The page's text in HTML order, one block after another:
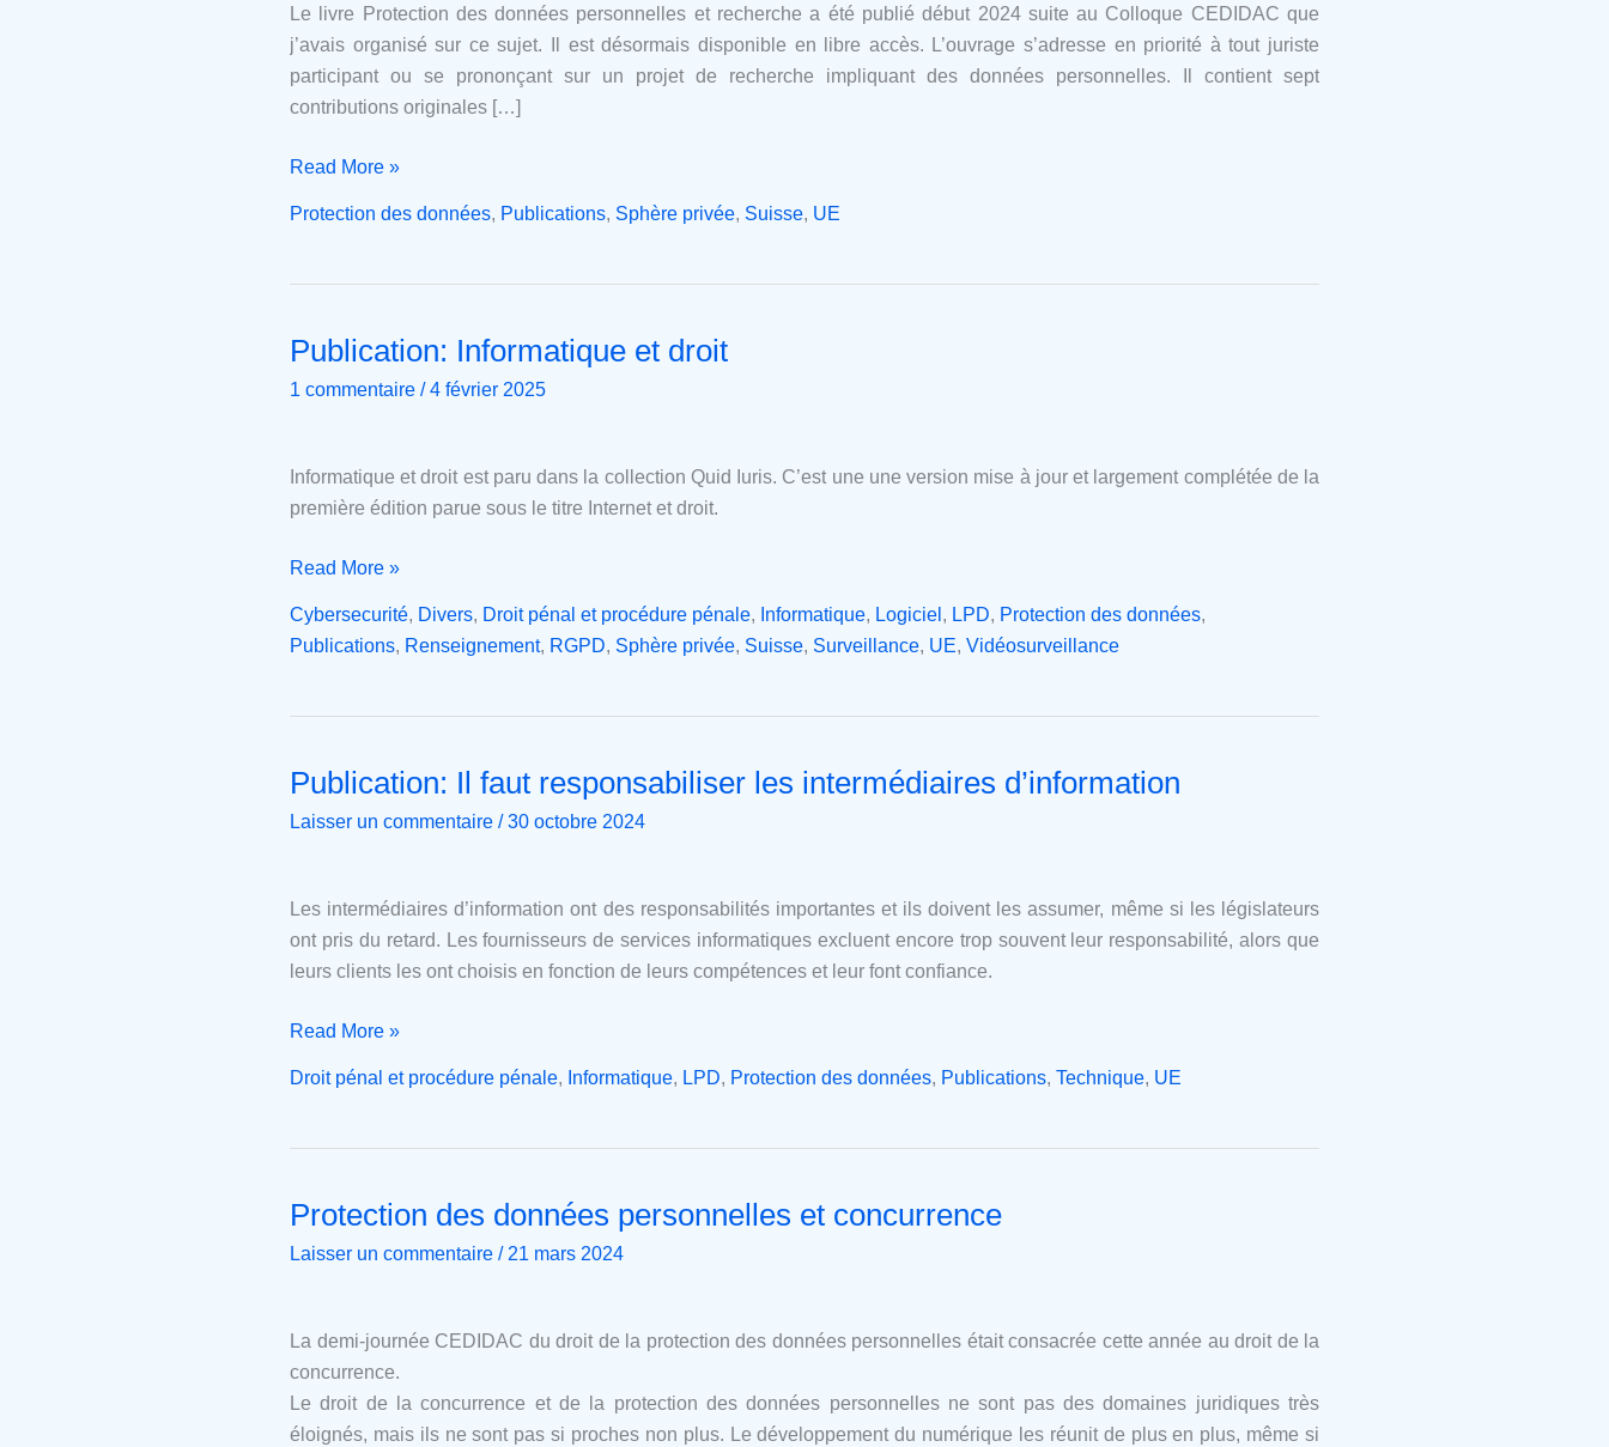
Le livre Protection des données personnelles et recherche a été publié début 2024 suite au Colloque CEDIDAC que
j’avais organisé sur ce sujet. Il est désormais disponible en libre accès. L’ouvrage s’adresse en priorité à tout juriste
participant ou se prononçant sur un projet de recherche impliquant des données personnelles. Il contient sept
contributions originales […]
et
recherche
Read More »
Protection des données, Publications, Sphère privée, Suisse, UE
Publication: Informatique et droit
1 commentaire /4 février 2025
Informatique et droit est paru dans la collection Quid Iuris. C’est une une version mise à jour et largement complétée de la
première édition parue sous le titre Internet et droit.
Publication:
Informatique
Read More »
Cybersecurité, Divers, Droit pénal et procédure pénale, Informatique, Logiciel , LPD, Protection des données,
Publications, Renseignement, RGPD, Sphère privée, Suisse, Surveillance, UE, Vidéosurveillance
Publication: Il faut responsabiliser les intermédiaires d’information
Laisser un commentaire /30 octobre 2024
Les intermédiaires d’information ont des responsabilités importantes et ils doivent les assumer, même si les législateurs
ont pris du retard. Les fournisseurs de services informatiques excluent encore trop souvent leur responsabilité, alors que
leurs clients les ont choisis en fonction de leurs compétences et leur font confiance.
Publication:
Il
les
intermédiaires
d’information
Read More »
Droit pénal et procédure pénale, Informatique, LPD, Protection des données, Publications, Technique, UE
Protection des données personnelles et concurrence
Laisser un commentaire / 21 mars 2024
La demi-journée CEDIDAC du droit de la protection des données personnelles était consacrée cette année au droit de la
concurrence.
Le droit de la concurrence et de la protection des données personnelles ne sont pas des domaines juridiques très
éloignés, mais ils ne sont pas si proches non plus. Le développement du numérique les réunit de plus en plus, même si
Protection
des
et
concurrence